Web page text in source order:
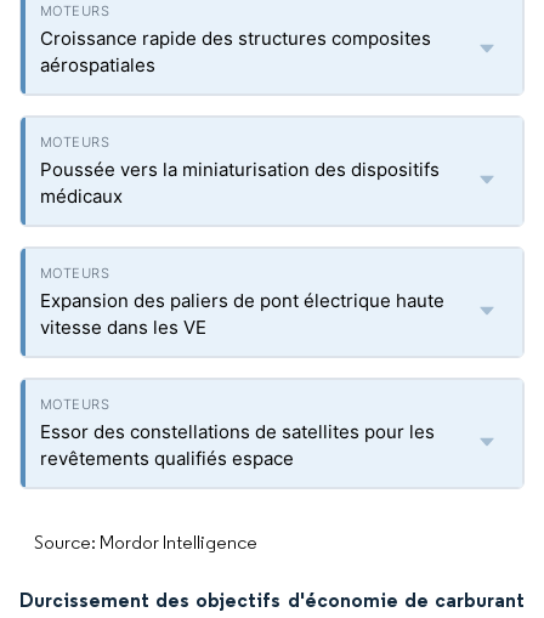
Croissance rapide des structures composites
aérospatiales
Poussée vers la miniaturisation des dispositifs
médicaux
Expansion des paliers de pont électrique haute
vitesse dans les VE
Essor des constellations de satellites pour les
revêtements qualifiés espace
Source: Mordor Intelligence
Durcissement des objectifs d'économie de carburant